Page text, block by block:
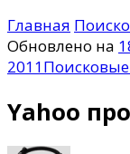
Главная
Обновлено на
2011
Yahoo